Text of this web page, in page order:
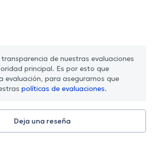
de nuestras evaluaciones
principal. Es por esto que
evaluación, para asegurarnos que
políticas de evaluaciones.
Deja una reseña